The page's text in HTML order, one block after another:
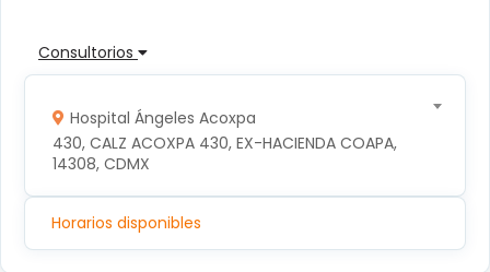
Consultorios
Hospital Ángeles Acoxpa
430, CALZ ACOXPA 430, EX-HACIENDA COAPA,
14308, CDMX
Horarios disponibles